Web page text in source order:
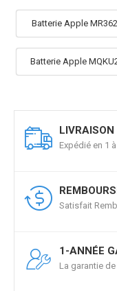
Batterie Apple
Batterie Apple
LIVRAISON
Expédié en 1
Satisfait
1-ANNÉE
La garantie